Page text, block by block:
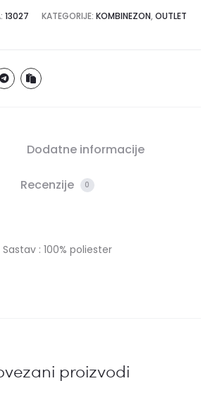
13027 KATEGORIJE: KOMBINEZON, OUTLET
Dodatne informacije
Recenzije 0
Sastav : 100% poliester
proizvodi